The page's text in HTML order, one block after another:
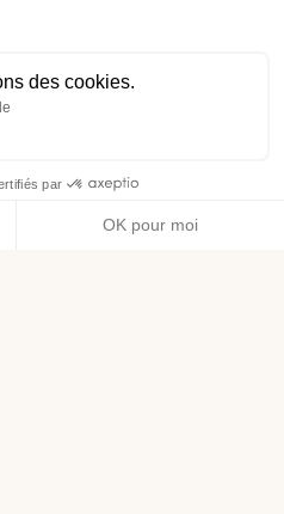
des cookies.
par
OK pour moi